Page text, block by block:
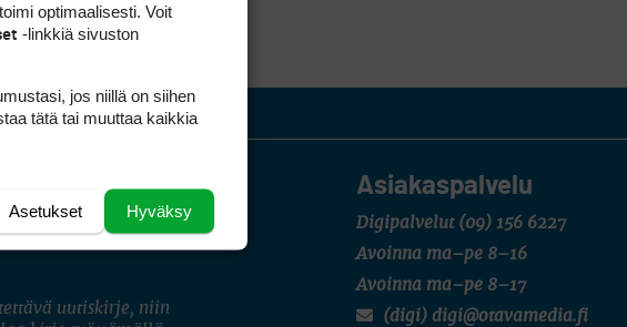
Asiakaspalvelu
Digipalvelut (09) 156 6227
Avoinna ma–pe 8–16
Avoinna ma–pe 8–17
(digi) digi@otavamedia.fi
uutiskirje, niin
optimaalisesti. Voit
-linkkiä sivuston
jos niillä on siihen
tätä tai muuttaa kaikkia
Hyväksy
Asetukset